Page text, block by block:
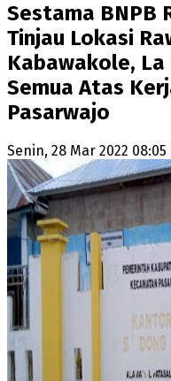
Sestama BNPB
Tinjau Lokasi
Kabawakole,
Semua Atas
Pasarwajo
Senin, 28 Mar 2022 08:05